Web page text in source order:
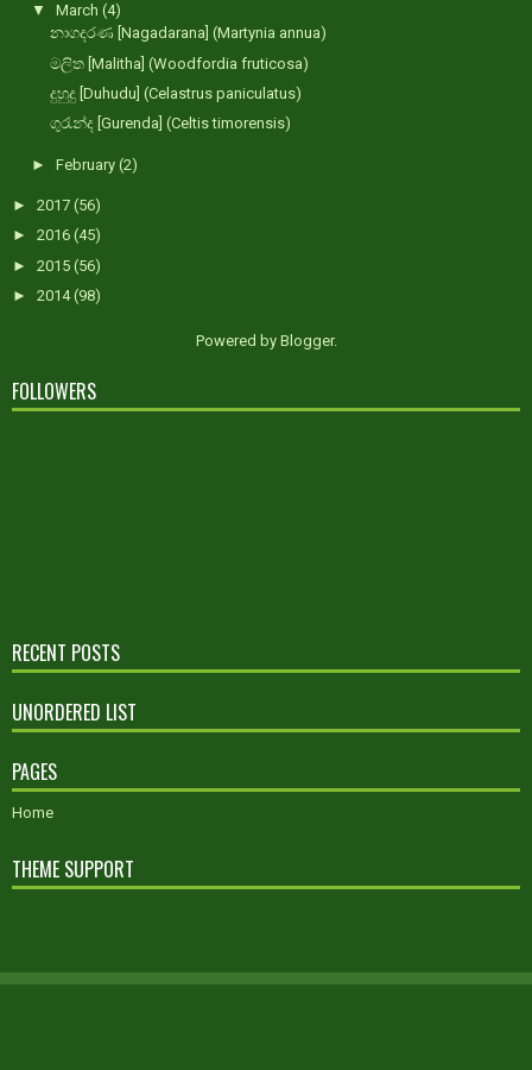
▼ March (4)
නාගදරණ [Nagadarana] (Martynia annua)
මලිත [Malitha] (Woodfordia fruticosa)
දුහුදු [Duhudu] (Celastrus paniculatus)
ගුරැන්ද [Gurenda] (Celtis timorensis)
► February (2)
► 2017 (56)
► 2016 (45)
► 2015 (56)
► 2014(98)
Powered by Blogger.
FOLLOWERS
RECENT POSTS
UNORDERED LIST
PAGES
Home
THEME SUPPORT